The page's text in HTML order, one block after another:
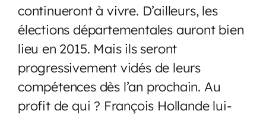
continueront à vivre. D’ailleurs, les
élections départementales auront bien
lieu en 2015. Mais ils seront
progressivement vidés de leurs
compétences dès l’an prochain. Au
profit de qui ? François Hollande lui-